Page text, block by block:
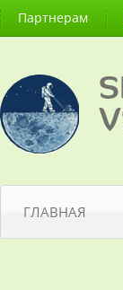
Партнерам
ГЛАВНАЯ